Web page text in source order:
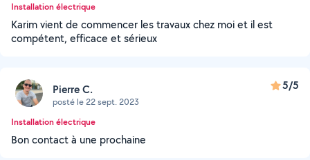
Installation électrique
Karim vient de commencer les travaux chez moi et il est
compétent, efficace et sérieux
Pierre C.
posté le 22 sept. 2023
5/5
Installation électrique
Bon contact à une prochaine